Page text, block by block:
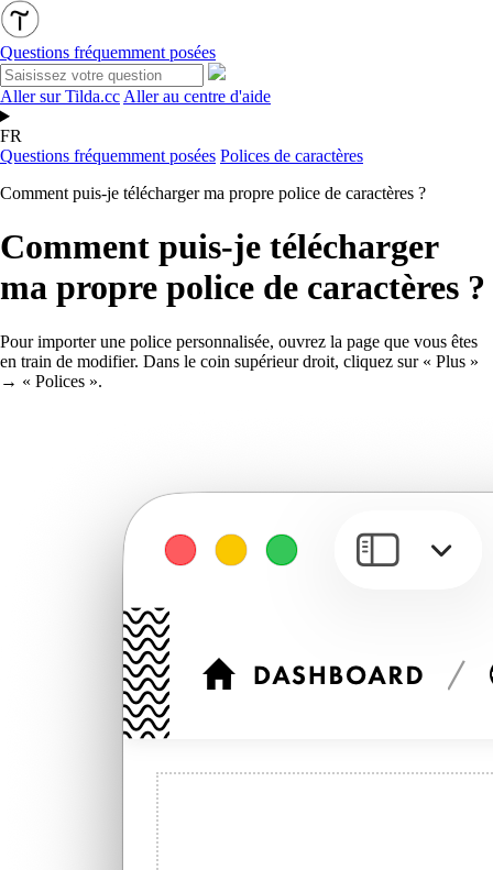
Questions fréquemment posées
Aller sur Tilda.cc Aller au centre d'aide
FR
Questions fréquemment posées Polices de caractères
Comment puis-je télécharger ma propre police de caractères ?
Comment puis-je télécharger
ma propre police de caractères ?
Pour importer une police personnalisée, ouvrez la page que vous êtes
en train de modifier. Dans le coin supérieur droit, cliquez sur « Plus »
→ « Polices ».